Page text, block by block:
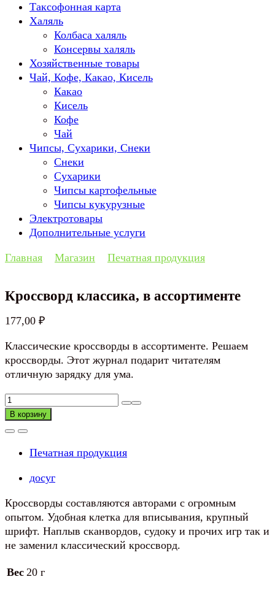
Таксофонная карта
Халяль
Колбаса халяль
Консервы халяль
Хозяйственные товары
Чай, Кофе, Какао, Кисель
Какао
Кисель
Кофе
Чай
Чипсы, Сухарики, Снеки
Снеки
Сухарики
Чипсы картофельные
Чипсы кукурузные
Электротовары
Дополнительные услуги
Главная Магазин Печатная продукция
Кроссворд классика, в ассортименте
177,00 ₽
Классические кроссворды в ассортименте. Решаем
кроссворды. Этот журнал подарит читателям
отличную зарядку для ума.
Количество
товара
Кроссворд
В корзину
Печатная продукция
досуг
Кроссворды составляются авторами с огромным
опытом. Удобная клетка для вписывания, крупный
шрифт. Наплыв сканвордов, судоку и прочих игр так и
не заменил классический кроссворд.
Вес 20 г